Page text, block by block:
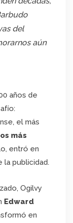
del
aún
años de
el más
más
entró en
la publicidad.
Ogilvy
Edward
en